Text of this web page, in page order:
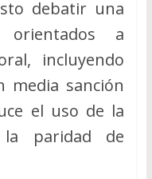
debatir una
a
incluyendo
media sanción
el uso de la
paridad de